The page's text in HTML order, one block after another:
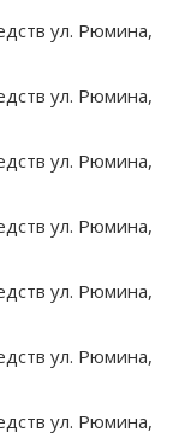
ул. Рюмина,
ул. Рюмина,
ул. Рюмина,
ул. Рюмина,
ул. Рюмина,
ул. Рюмина,
ул. Рюмина,